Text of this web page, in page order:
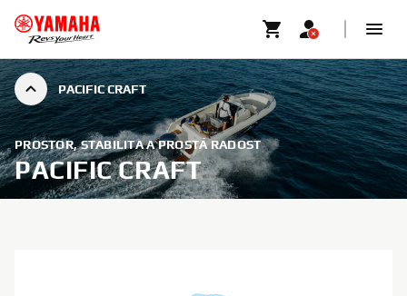
PACIFIC CRAFT
PROSTOR, STABILITA A PROSTÁ RADOST
PACIFIC CRAFT